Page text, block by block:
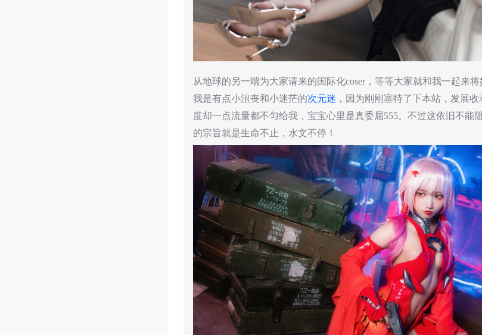
从地球的另一端为大家请来的国际化coser，等等大家就和我一起来
我是有点小沮丧和小迷茫的次元迷 ，因为刚刚塞特了下本站，发展
度却一点流量都不匀给我，宝宝心里是真委屈555。不过这依旧不能
的宗旨就是生命不止，水文不停！